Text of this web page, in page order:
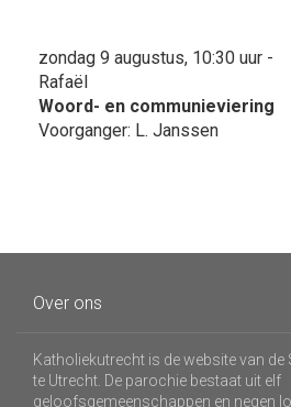
zondag 9 augustus, 10:30 uur -
Rafaël
Woord- en communieviering
Voorganger: L. Janssen
Over ons
Katholiekutrecht is de website van
te Utrecht. De parochie bestaat uit elf
geloofsgemeenschappen en negen